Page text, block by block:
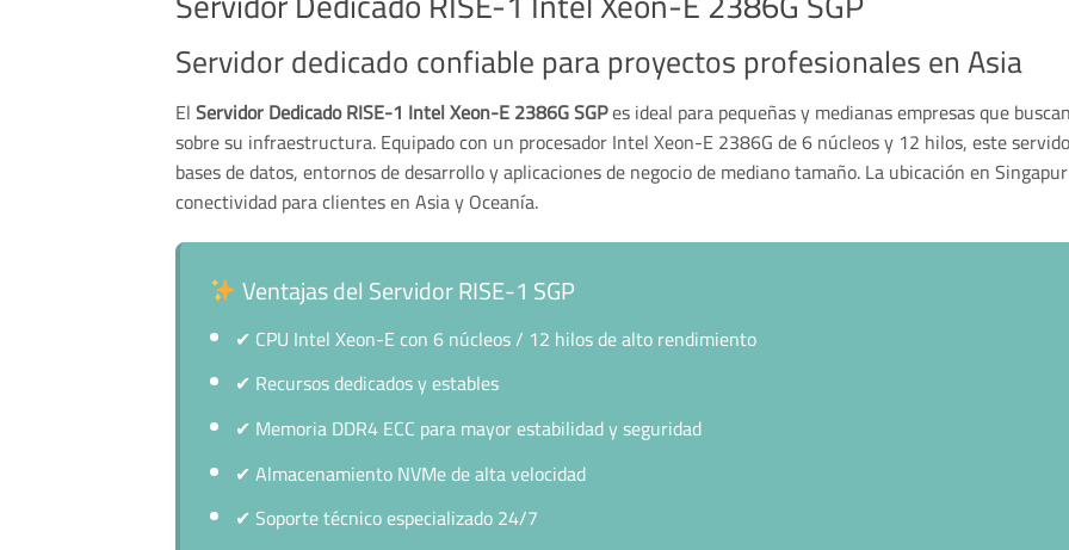
Servidor dedicado confiable para proyectos profesionales en Asia
ElServidor Dedicado RISE-1 Intel Xeon-E 2386G SGPes ideal para pequeñas y medianas empresas que
sobre su infraestructura. Equipado con un procesador Intel Xeon-E 2386G de 6 núcleos y 12 hilos, este
bases de datos, entornos de desarrollo y aplicaciones de negocio de mediano tamaño. La ubicación en
conectividad para clientes en Asia y Oceanía.
Ventajas del Servidor RISE-1 SGP
✔ CPU Intel Xeon-E con 6 núcleos / 12 hilos de alto rendimiento
✔ Recursos dedicados y estables
✔ Memoria DDR4 ECC para mayor estabilidad y seguridad
✔Almacenamiento NVMe de alta velocidad
✔Soporte técnico especializado 24/7